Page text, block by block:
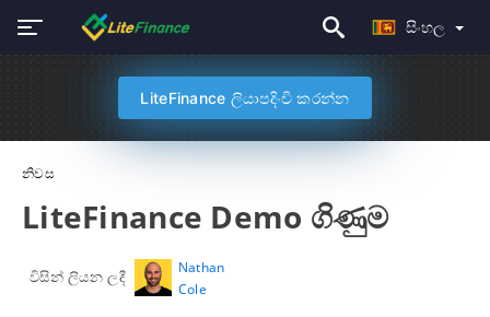
සිංහල
LiteFinance ලියාපදිංචි කරන්න
නිවස
LiteFinance Demo ගිණුම
විසින් ලියන ලදී
Nathan
Cole